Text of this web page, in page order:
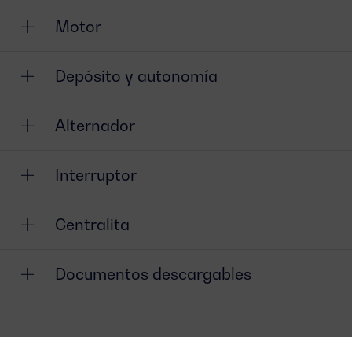
Motor
Depósito y autonomía
Alternador
Interruptor
Centralita
Documentos descargables